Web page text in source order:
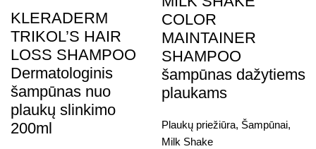
KLERADERM
TRIKOL’S HAIR
LOSS SHAMPOO
Dermatologinis
šampūnas nuo
plaukų slinkimo
200ml
COLOR
MAINTAINER
SHAMPOO
šampūnas dažytiems
plaukams
Plaukų priežiūra, Šampūnai,
Milk Shake